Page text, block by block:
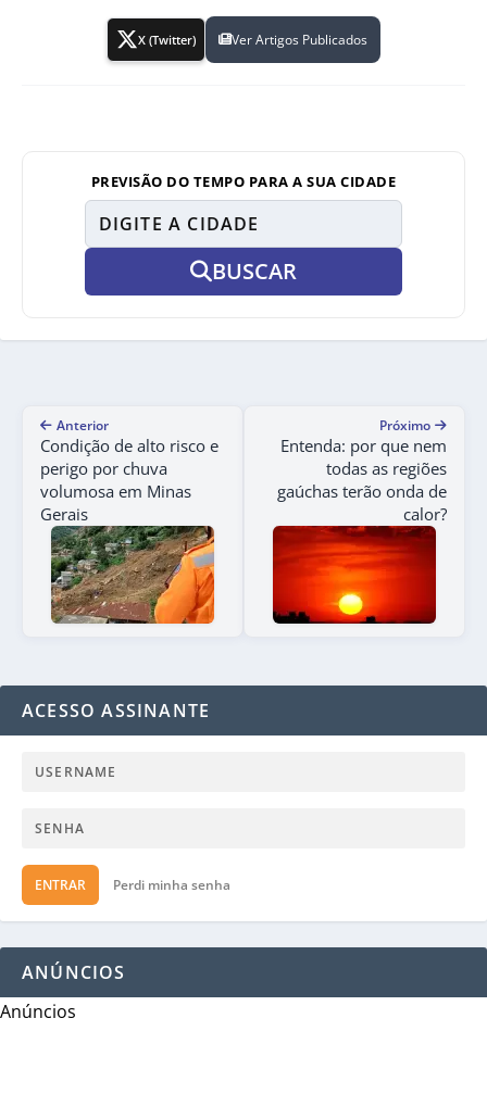
X (Twitter) Ver Artigos Publicados
PREVISÃO DO TEMPO PARA A SUA CIDADE
BUSCAR
Anterior
Condição de alto risco e
perigo por chuva
volumosa em Minas
Gerais
Próximo
Entenda: por que nem
todas as regiões
gaúchas terão onda de
calor?
ACESSO ASSINANTE
ENTRAR Perdi minha senha
ANÚNCIOS
Anúncios